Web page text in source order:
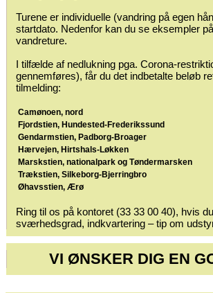
Turene er individuelle (vandring på egen
startdato. Nedenfor kan du se eksempler
vandreture.
I tilfælde af nedlukning pga. Corona-
gennemføres), får du det indbetalte beløb
tilmelding:
Camønoen, nord
Fjordstien, Hundested-Frederikssund
Gendarmstien, Padborg-Broager
Hærvejen, Hirtshals-Løkken
Marskstien, nationalpark og Tøndermarsken
Trækstien, Silkeborg-Bjerringbro
Øhavsstien, Ærø
Ring til os på kontoret (33 33 00 40), hvis
sværhedsgrad, indkvartering – tip om
VI ØNSKER DIG EN